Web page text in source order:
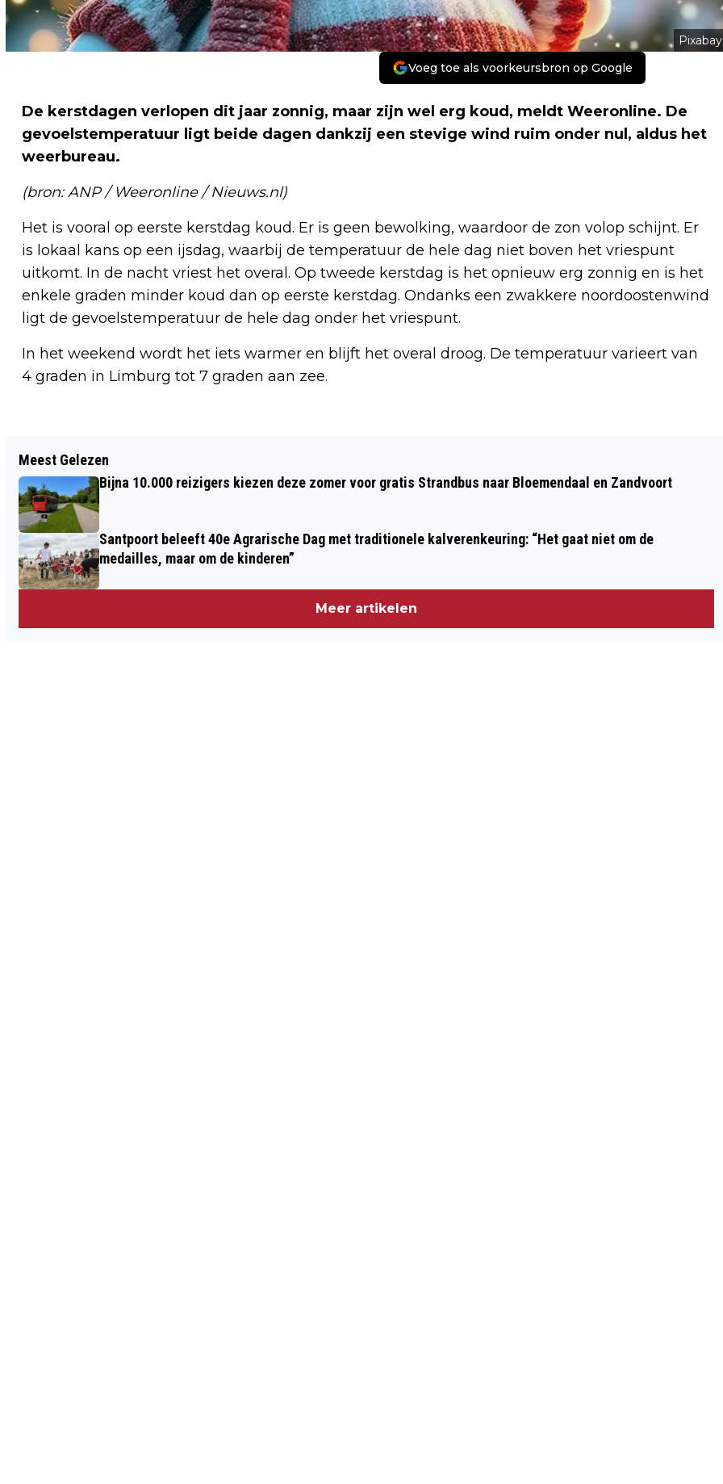
Pixabay
Voeg toe als voorkeursbron op Google
De kerstdagen verlopen dit jaar zonnig, maar zijn wel erg koud, meldt Weeronline. De
gevoelstemperatuur ligt beide dagen dankzij een stevige wind ruim onder nul, aldus het
weerbureau.
(bron: ANP / Weeronline / Nieuws.nl)
Het is vooral op eerste kerstdag koud. Er is geen bewolking, waardoor de zon volop schijnt. Er
is lokaal kans op een ijsdag, waarbij de temperatuur de hele dag niet boven het vriespunt
uitkomt. In de nacht vriest het overal. Op tweede kerstdag is het opnieuw erg zonnig en is het
enkele graden minder koud dan op eerste kerstdag. Ondanks een zwakkere noordoostenwind
ligt de gevoelstemperatuur de hele dag onder het vriespunt.
In het weekend wordt het iets warmer en blijft het overal droog. De temperatuur varieert van
4 graden in Limburg tot 7 graden aan zee.
OOK HEEMSTEDE VAN ALLE
KERSTMARKTEN THUIS
Meest Gelezen
Bijna 10.000 reizigers kiezen deze zomer voor gratis Strandbus naar Bloemendaal en Zandvoort
Santpoort beleeft 40e Agrarische Dag met traditionele kalverenkeuring: “Het gaat niet om de
medailles, maar om de kinderen”
Meer artikelen